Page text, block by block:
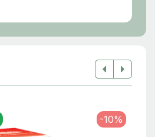
-10%